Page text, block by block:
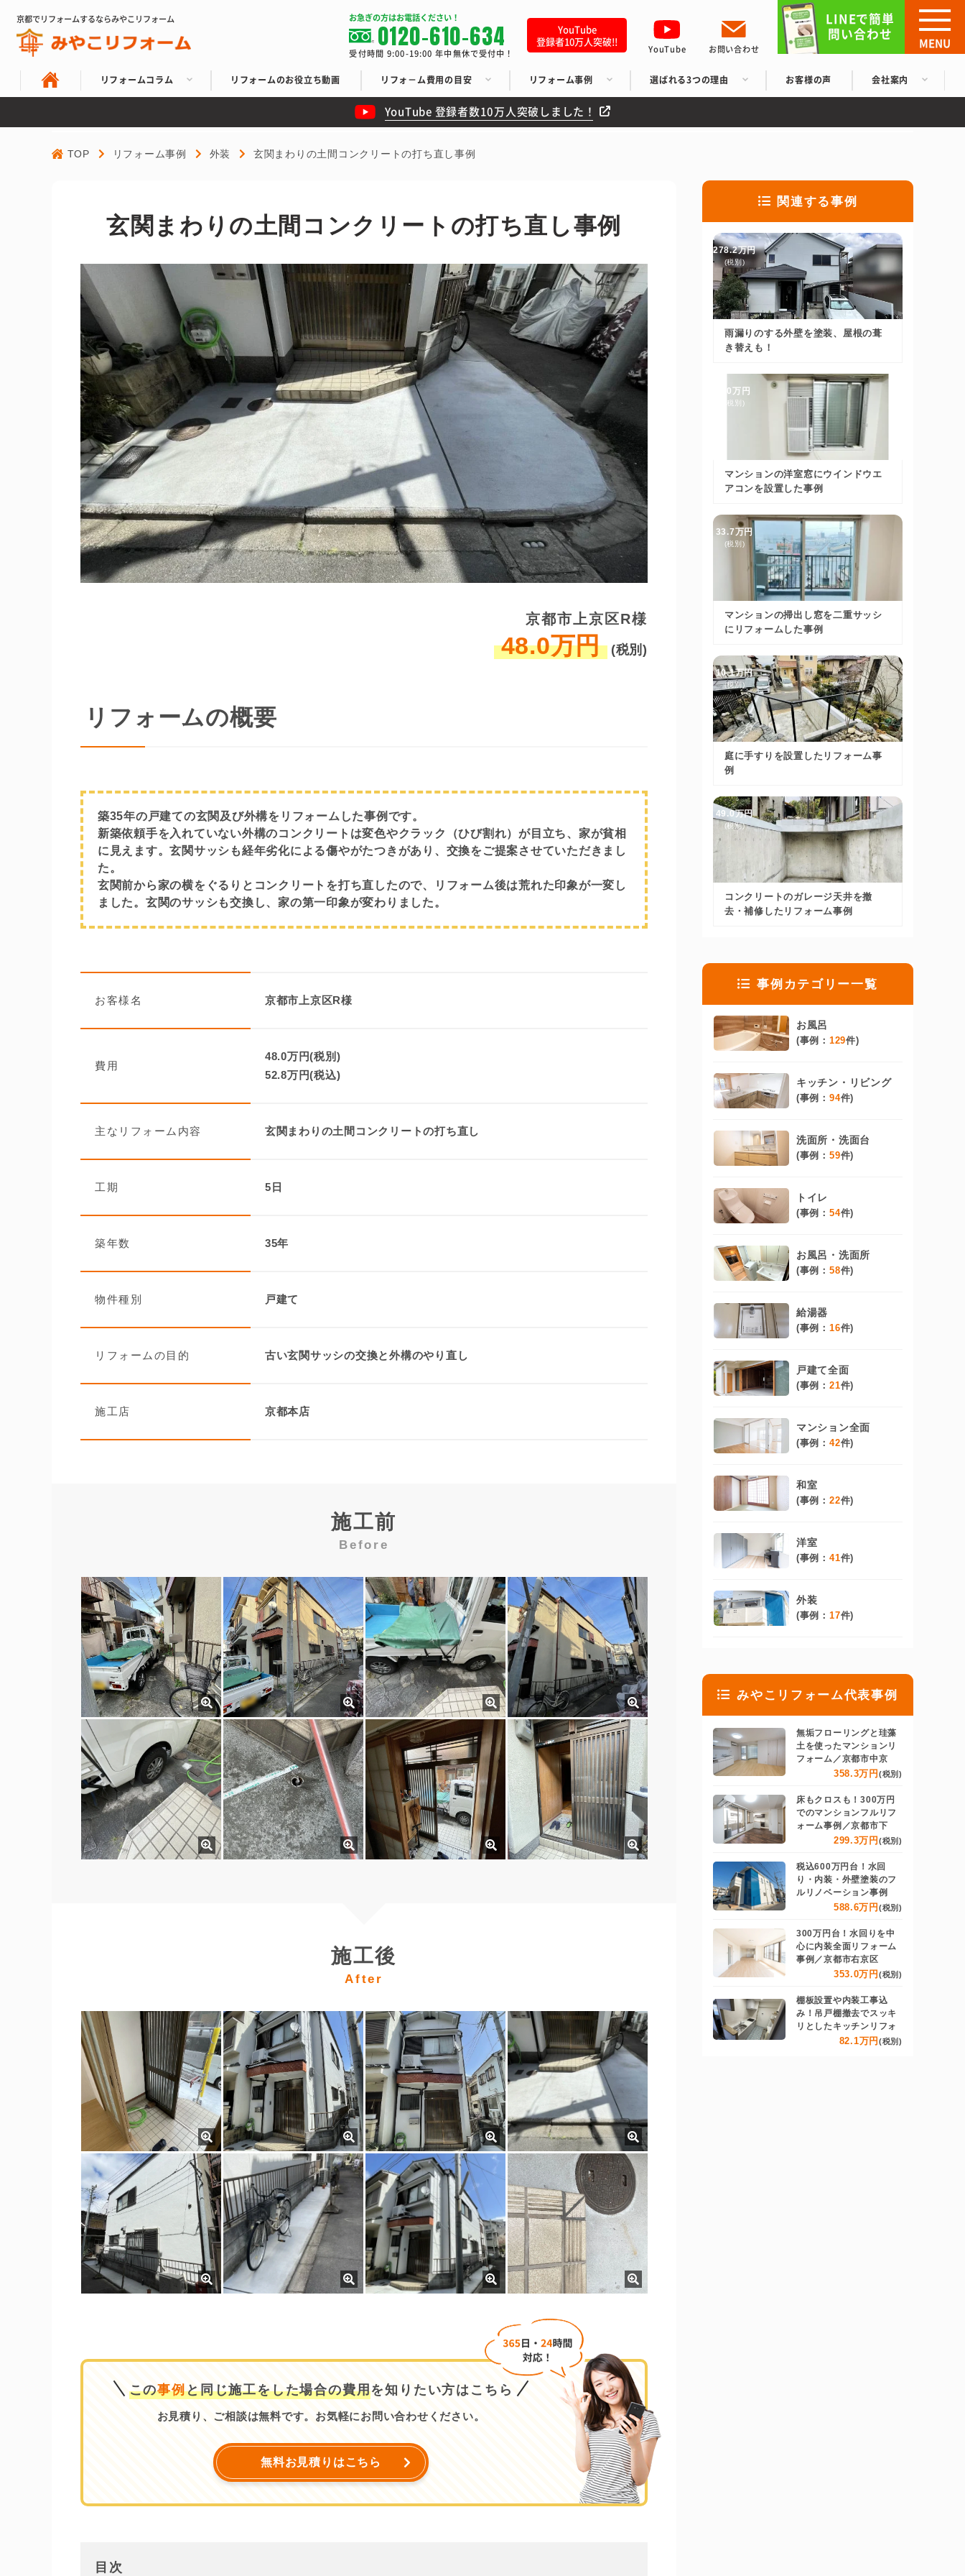
京都でリフォームするならみやこリフォーム お急ぎの方はお電話ください！
0120-610-634
受付時間 9:00-19:00 年中無休で受付中！
YouTube
登録者10万人突破!!
YouTube お問い合わせ
リフォームコラム リフォームのお役立ち動画 リフォ－ム費用の目安 リフォーム事例 選ばれる3つの理由 お客様の声 会社案内
YouTube 登録者数10万人突破しました！
LINEで簡単
問い合わせ
MENU
TOP リフォーム事例 外装 玄関まわりの土間コンクリートの打ち直し事例
玄関まわりの土間コンクリートの打ち直し事例
京都市上京区R様
48.0万円 (税別)
リフォームの概要
築35年の戸建ての玄関及び外構をリフォームした事例です。
新築依頼手を入れていない外構のコンクリートは変色やクラック（ひび割れ）が目立ち、家が貧相
に見えます。玄関サッシも経年劣化による傷やがたつきがあり、交換をご提案させていただきまし
た。
玄関前から家の横をぐるりとコンクリートを打ち直したので、リフォーム後は荒れた印象が一変し
ました。玄関のサッシも交換し、家の第一印象が変わりました。
お客様名 京都市上京区R様
費用
48.0万円(税別)
52.8万円(税込)
主なリフォーム内容 玄関まわりの土間コンクリートの打ち直し
工期 5日
築年数 35年
物件種別 戸建て
リフォームの目的 古い玄関サッシの交換と外構のやり直し
施工店 京都本店
施工前
Before
施工後
After
この事例と同じ施工をした場合の費用を知りたい方はこちら
お見積り、ご相談は無料です。お気軽にお問い合わせください。
無料お見積りはこちら
目次
関連する事例
278.2万円
(税別)
雨漏りのする外壁を塗装、屋根の葺
き替えも！
9.0万円
(税別)
マンションの洋室窓にウインドウエ
アコンを設置した事例
33.7万円
(税別)
マンションの掃出し窓を二重サッシ
にリフォームした事例
10.1万円
(税別)
庭に手すりを設置したリフォーム事
例
49.0万円
(税別)
コンクリートのガレージ天井を撤
去・補修したリフォーム事例
事例カテゴリー一覧
お風呂
(事例： 129件)
キッチン・リビング
(事例： 94件)
洗面所・洗面台
(事例： 59件)
トイレ
(事例： 54件)
お風呂・洗面所
(事例： 58件)
給湯器
(事例： 16件)
戸建て全面
(事例： 21件)
マンション全面
(事例： 42件)
和室
(事例： 22件)
洋室
(事例： 41件)
外装
(事例： 17件)
みやこリフォーム代表事例
無垢フローリングと珪藻
土を使ったマンションリ
フォーム／京都市中京
358.3万円 (税別)
床もクロスも！300万円
でのマンションフルリフ
ォーム事例／京都市下
299.3万円 (税別)
税込600万円台！水回
り・内装・外壁塗装のフ
ルリノベーション事例
588.6万円 (税別)
300万円台！水回りを中
心に内装全面リフォーム
事例／京都市右京区
353.0万円 (税別)
棚板設置や内装工事込
み！吊戸棚撤去でスッキ
リとしたキッチンリフォ
82.1万円 (税別)